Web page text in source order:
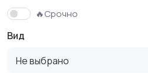
🔥Срочно
Вид
Не выбрано